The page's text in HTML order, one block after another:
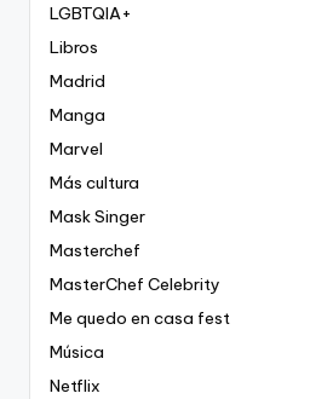
LGBTQIA+
Libros
Madrid
Manga
Marvel
Más cultura
Mask Singer
Masterchef
MasterChef Celebrity
Me quedo en casa fest
Música
Netflix